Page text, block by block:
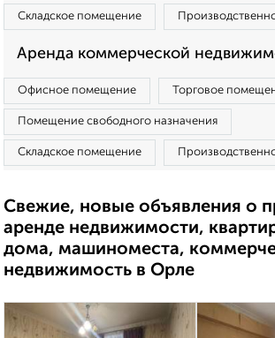
Складское помещение
Аренда коммерческой
Офисное помещение Торговое
Помещение свободного назначения
Складское помещение
Свежие, новые объявления о
аренде недвижимости,
дома, машиноместа,
недвижимость в Орле